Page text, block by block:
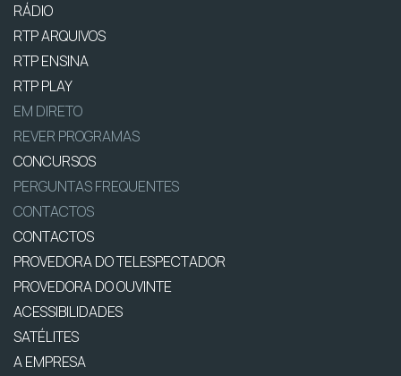
RÁDIO
RTP ARQUIVOS
RTP ENSINA
RTP PLAY
EM DIRETO
REVER PROGRAMAS
CONCURSOS
PERGUNTAS FREQUENTES
CONTACTOS
CONTACTOS
PROVEDORA DO TELESPECTADOR
PROVEDORA DO OUVINTE
ACESSIBILIDADES
SATÉLITES
A EMPRESA